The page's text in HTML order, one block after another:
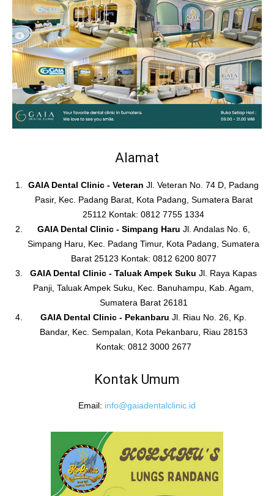
Alamat
GAIA Dental Clinic - Veteran Jl. Veteran No. 74 D, Padang
Pasir, Kec. Padang Barat, Kota Padang, Sumatera Barat
25112 Kontak: 0812 7755 1334
GAIA Dental Clinic - Simpang Haru Jl. Andalas No. 6,
Simpang Haru, Kec. Padang Timur, Kota Padang, Sumatera
Barat 25123 Kontak: 0812 6200 8077
GAIA Dental Clinic - Taluak Ampek Suku Jl. Raya Kapas
Panji, Taluak Ampek Suku, Kec. Banuhampu, Kab. Agam,
Sumatera Barat 26181
GAIA Dental Clinic - Pekanbaru Jl. Riau No. 26, Kp.
Bandar, Kec. Sempalan, Kota Pekanbaru, Riau 28153
Kontak: 0812 3000 2677
Kontak Umum
Email: info@gaiadentalclinic.id